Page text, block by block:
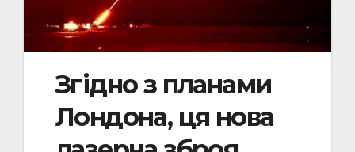
Згідно з планами
Лондона, ця нова